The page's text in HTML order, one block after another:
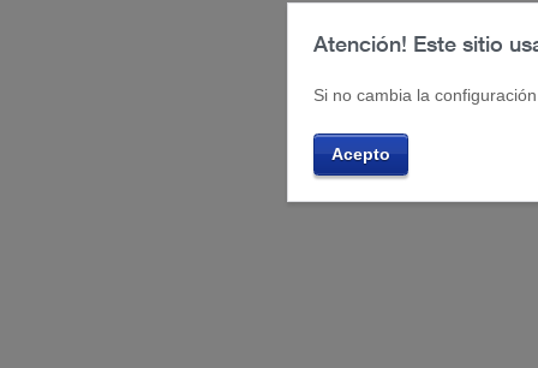
Atención! Este sitio
Si no cambia la
Acepto